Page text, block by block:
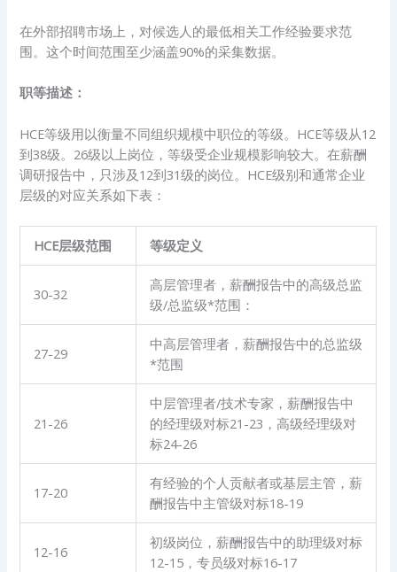
在外部招聘市场上，对候选人的最低相关工作经验要求范
围。这个时间范围至少涵盖90%的采集数据。
职等描述：
HCE等级用以衡量不同组织规模中职位的等级。HCE等级从12
到38级。26级以上岗位，等级受企业规模影响较大。在薪酬
调研报告中，只涉及12到31级的岗位。HCE级别和通常企业
层级的对应关系如下表：
HCE层级范围 等级定义
30-32
高层管理者，薪酬报告中的高级总监
级/总监级*范围：
27-29
中高层管理者，薪酬报告中的总监级
*范围
21-26
中层管理者/技术专家，薪酬报告中
的经理级对标21-23，高级经理级对
标24-26
17-20
有经验的个人贡献者或基层主管，薪
酬报告中主管级对标18-19
12-16
初级岗位，薪酬报告中的助理级对标
12-15，专员级对标16-17